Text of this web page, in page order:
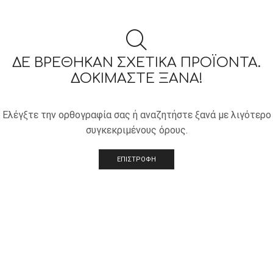
ΔΕ ΒΡΈΘΗΚΑΝ ΣΧΕΤΙΚΆ ΠΡΟΪΌΝΤΑ.
ΔΟΚΙΜΆΣΤΕ ΞΑΝΆ!
Ελέγξτε την ορθογραφία σας ή αναζητήστε ξανά με λιγότερο
συγκεκριμένους όρους.
ΕΠΙΣΤΡΟΦΗ